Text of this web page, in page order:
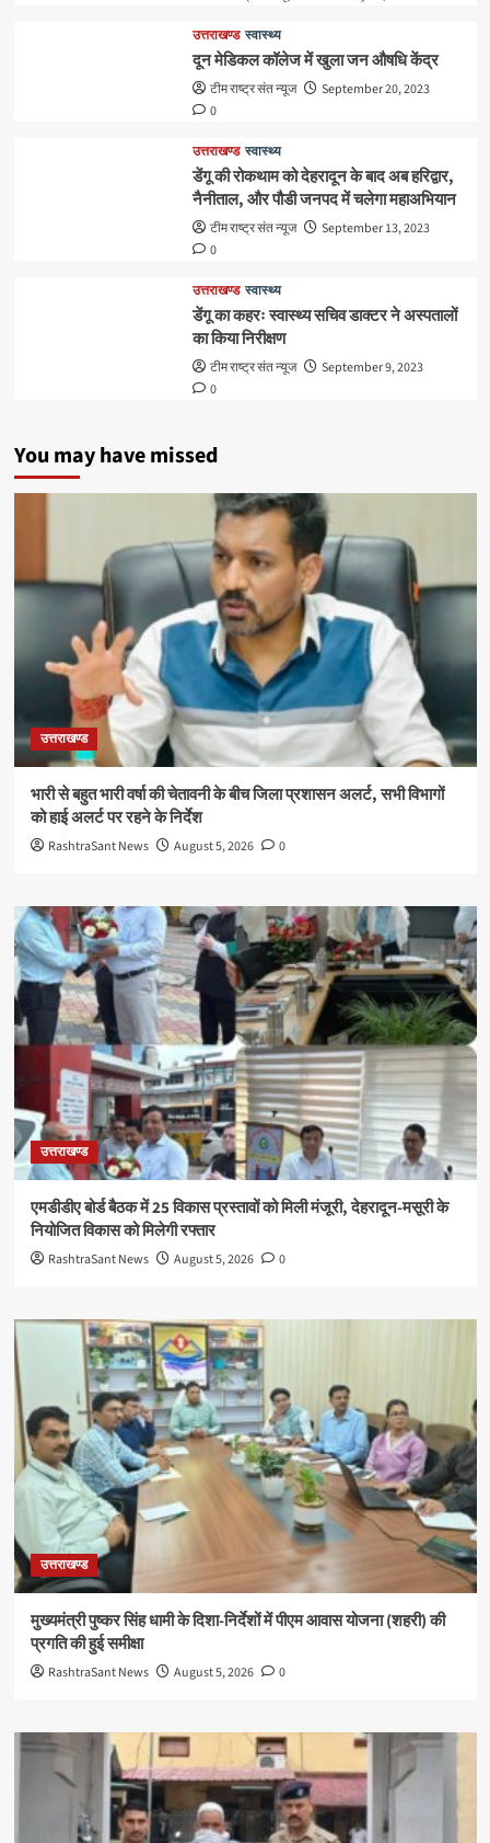
उत्तराखण्ड स्वास्थ्य
दून मेडिकल कॉलेज में खुला जन औषधि केंद्र
टीम राष्ट्र संत न्यूज
September 20, 2023
0
उत्तराखण्ड स्वास्थ्य
डेंगू की रोकथाम को देहरादून के बाद अब हरिद्वार,
नैनीताल, और पौडी जनपद में चलेगा महाअभियान
टीम राष्ट्र संत न्यूज
September 13, 2023
0
उत्तराखण्ड स्वास्थ्य
डेंगू का कहरः स्वास्थ्य सचिव डाक्टर ने अस्पतालों
का किया निरीक्षण
टीम राष्ट्र संत न्यूज
September 9, 2023
0
You may have missed
उत्तराखण्ड
भारी से बहुत भारी वर्षा की चेतावनी के बीच जिला प्रशासन अलर्ट, सभी विभागों
को हाई अलर्ट पर रहने के निर्देश
RashtraSant News August 5, 2026 0
उत्तराखण्ड
एमडीडीए बोर्ड बैठक में 25 विकास प्रस्तावों को मिली मंजूरी, देहरादून-मसूरी के
नियोजित विकास को मिलेगी रफ्तार
RashtraSant News August 5, 2026 0
उत्तराखण्ड
मुख्यमंत्री पुष्कर सिंह धामी के दिशा-निर्देशों में पीएम आवास योजना (शहरी) की
प्रगति की हुई समीक्षा
RashtraSant News August 5, 2026 0